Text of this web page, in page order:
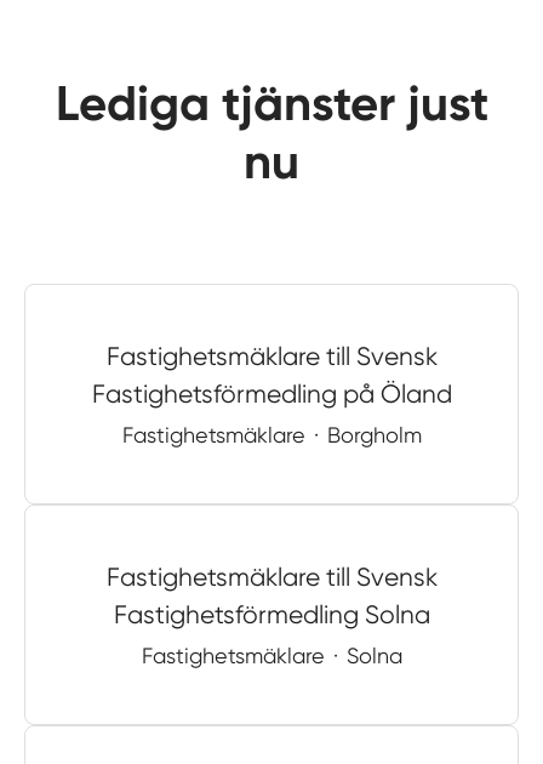
Lediga tjänster just
nu
Fastighetsmäklare till Svensk
Fastighetsförmedling på Öland
Fastighetsmäklare · Borgholm
Fastighetsmäklare till Svensk
Fastighetsförmedling Solna
Fastighetsmäklare · Solna